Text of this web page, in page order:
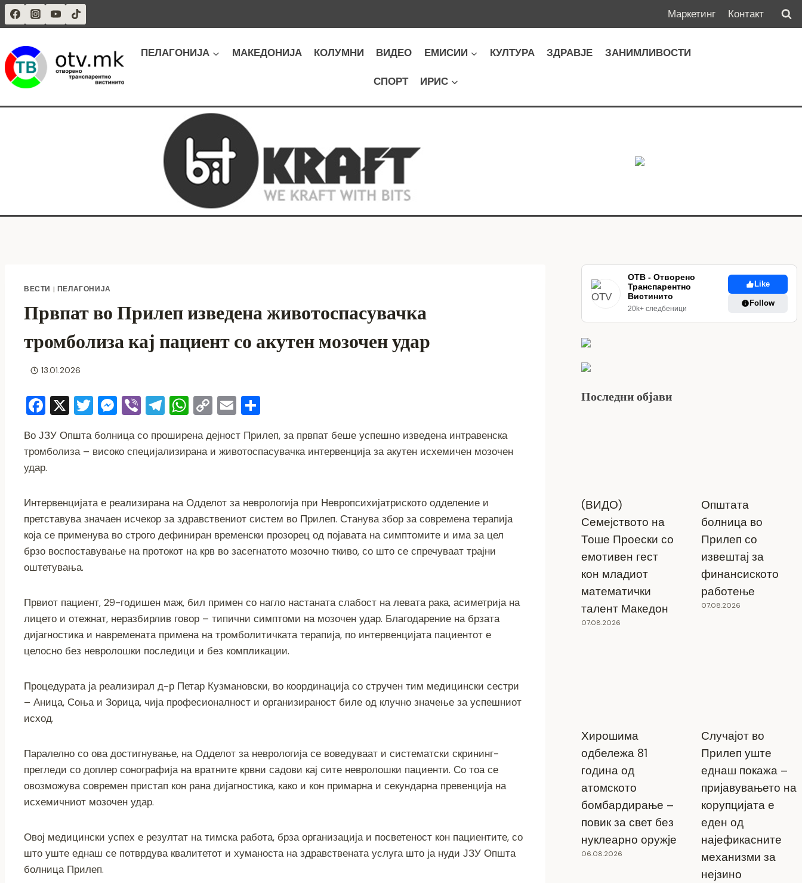
Skip
to
Маркетинг Контакт
ПЕЛАГОНИЈА МАКЕДОНИЈА КОЛУМНИ ВИДЕО ЕМИСИИ КУЛТУРА ЗДРАВЈЕ ЗАНИМЛИВОСТИ
СПОРТ ИРИС
ВЕСТИ | ПЕЛАГОНИЈА
Првпат во Прилеп изведена животоспасувачка
тромболиза кај пациент со акутен мозочен удар
13.01.2026
F
c
e
o
o
k
X T
tt
er
M
ss
e
g
er
Vi
er
T
e
gr
m
W
at
s
p
p
C
p
y
n
k
E
ai
l
ar
e
Во ЈЗУ Општа болница со проширена дејност Прилеп, за првпат беше успешно изведена интравенска
тромболиза – високо специјализирана и животоспасувачка интервенција за акутен исхемичен мозочен
удар.
Интервенцијата е реализирана на Одделот за неврологија при Невропсихијатриското одделение и
претставува значаен исчекор за здравствениот систем во Прилеп. Станува збор за современа терапија
која се применува во строго дефиниран временски прозорец од појавата на симптомите и има за цел
брзо воспоставување на протокот на крв во засегнатото мозочно ткиво, со што се спречуваат трајни
оштетувања.
Првиот пациент, 29-годишен маж, бил примен со нагло настаната слабост на левата рака, асиметрија на
лицето и отежнат, неразбирлив говор – типични симптоми на мозочен удар. Благодарение на брзата
дијагностика и навремената примена на тромболитичката терапија, по интервенцијата пациентот е
целосно без невролошки последици и без компликации.
Процедурата ја реализирал д-р Петар Кузмановски, во координација со стручен тим медицински сестри
– Аница, Соња и Зорица, чија професионалност и организираност биле од клучно значење за успешниот
исход.
Паралелно со ова достигнување, на Одделот за неврологија се воведуваат и систематски скрининг-
прегледи со доплер сонографија на вратните крвни садови кај сите невролошки пациенти. Со тоа се
овозможува современ пристап кон рана дијагностика, како и кон примарна и секундарна превенција на
исхемичниот мозочен удар.
Овој медицински успех е резултат на тимска работа, брза организација и посветеност кон пациентите, со
што уште еднаш се потврдува квалитетот и хуманоста на здравствената услуга што ја нуди ЈЗУ Општа
болница Прилеп.
ОТВ - Отворено
Транспарентно
Вистинито
20k+ следбеници
Like
Follow
Последни објави
(ВИДО)
Семејството на
Тоше Проески со
емотивен гест
кон младиот
математички
талент Македон
07.08.2026
Општата
болница во
Прилеп со
извештај за
финансиското
работење
07.08.2026
Хирошима
одбележа 81
година од
атомското
бомбардирање –
повик за свет без
нуклеарно оружје
06.08.2026
Случајот во
Прилеп уште
еднаш покажа –
пријавувањето на
корупцијата е
еден од
најефикасните
механизми за
нејзино